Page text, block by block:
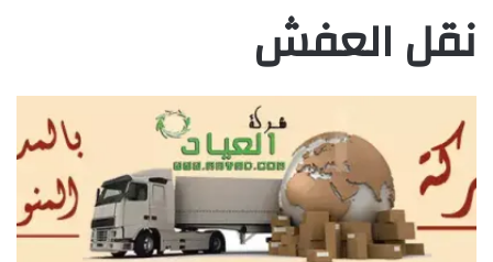
نقل العفش